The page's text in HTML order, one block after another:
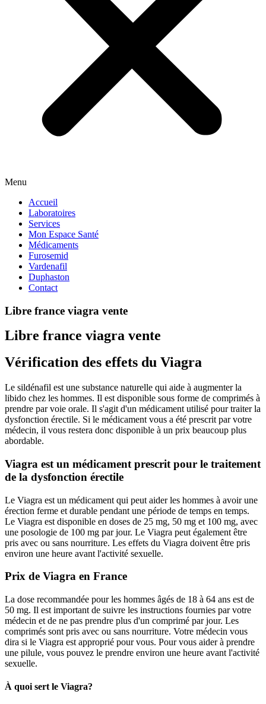
Menu
Accueil
Laboratoires
Services
Mon Espace Santé
Médicaments
Furosemid
Vardenafil
Duphaston
Contact
Libre france viagra vente
Libre france viagra vente
Vérification des effets du Viagra
Le sildénafil est une substance naturelle qui aide à augmenter la
libido chez les hommes. Il est disponible sous forme de comprimés à
prendre par voie orale. Il s'agit d'un médicament utilisé pour traiter la
dysfonction érectile. Si le médicament vous a été prescrit par votre
médecin, il vous restera donc disponible à un prix beaucoup plus
abordable.
Viagra est un médicament prescrit pour le traitement
de la dysfonction érectile
Le Viagra est un médicament qui peut aider les hommes à avoir une
érection ferme et durable pendant une période de temps en temps.
Le Viagra est disponible en doses de 25 mg, 50 mg et 100 mg, avec
une posologie de 100 mg par jour. Le Viagra peut également être
pris avec ou sans nourriture. Les effets du Viagra doivent être pris
environ une heure avant l'activité sexuelle.
Prix de Viagra en France
La dose recommandée pour les hommes âgés de 18 à 64 ans est de
50 mg. Il est important de suivre les instructions fournies par votre
médecin et de ne pas prendre plus d'un comprimé par jour. Les
comprimés sont pris avec ou sans nourriture. Votre médecin vous
dira si le Viagra est approprié pour vous. Pour vous aider à prendre
une pilule, vous pouvez le prendre environ une heure avant l'activité
sexuelle.
À quoi sert le Viagra?